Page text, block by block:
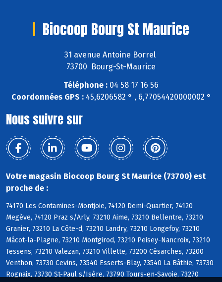
Biocoop Bourg St Maurice
31 avenue Antoine Borrel
73700 Bourg-St-Maurice
Téléphone : 04 58 17 16 56
Coordonnées GPS :45,6206582 ° , 6,77054420000002 °
Nous suivre sur
Votre magasin Biocoop Bourg St Maurice (73700) est
proche de :
74170 Les Contamines-Montjoie, 74120 Demi-Quartier, 74120
Megève, 74120 Praz s/Arly, 73210 Aime, 73210 Bellentre, 73210
Granier, 73210 La Côte-d, 73210 Landry, 73210 Longefoy, 73210
Mâcot-la-Plagne, 73210 Montgirod, 73210 Peisey-Nancroix, 73210
Tessens, 73210 Valezan, 73210 Villette, 73200 Césarches, 73200
Venthon, 73730 Cevins, 73540 Esserts-Blay, 73540 La Bâthie, 73730
Rognaix, 73730 St-Paul s/Isère, 73790 Tours-en-Savoie, 73270